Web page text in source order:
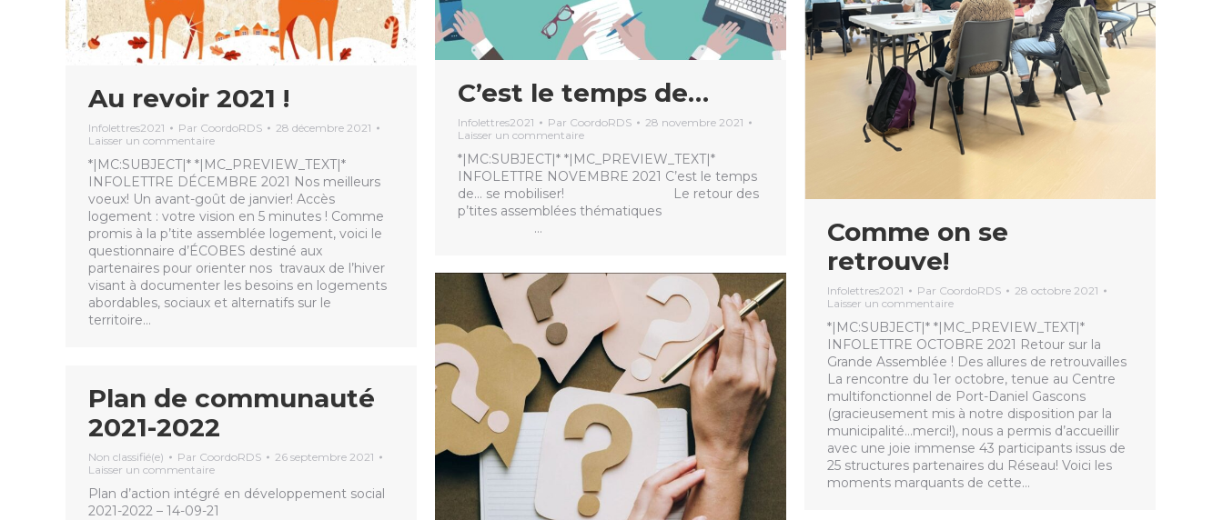
Au revoir 2021 !
Infolettres2021 Par CoordoRDS
28 décembre 2021
Laisser un commentaire
*|MC:SUBJECT|* *|MC_PREVIEW_TEXT|*
INFOLETTRE DÉCEMBRE 2021 Nos meilleurs
voeux! Un avant-goût de janvier! Accès
logement : votre vision en 5 minutes ! Comme
promis à la p’tite assemblée logement, voici le
questionnaire d’ÉCOBES destiné aux
partenaires pour orienter nos travaux de l’hiver
visant à documenter les besoins en logements
abordables, sociaux et alternatifs sur le
territoire…
C’est le temps de…
Infolettres2021 Par CoordoRDS
28 novembre 2021
Laisser un commentaire
*|MC:SUBJECT|* *|MC_PREVIEW_TEXT|*
INFOLETTRE NOVEMBRE 2021 C’est le temps
de… se mobiliser! Le retour des
p’tites assemblées thématiques
…
Comme on se
retrouve!
Infolettres2021 Par CoordoRDS
28 octobre 2021
Laisser un commentaire
*|MC:SUBJECT|* *|MC_PREVIEW_TEXT|*
INFOLETTRE OCTOBRE 2021 Retour sur la
Grande Assemblée ! Des allures de retrouvailles
La rencontre du 1er octobre, tenue au Centre
multifonctionnel de Port-Daniel Gascons
(gracieusement mis à notre disposition par la
municipalité…merci!), nous a permis d’accueillir
avec une joie immense 43 participants issus de
25 structures partenaires du Réseau! Voici les
moments marquants de cette…
Plan de communauté
2021-2022
Non classifié(e) Par CoordoRDS
26 septembre 2021
Laisser un commentaire
Plan d’action intégré en développement social
2021-2022 – 14-09-21